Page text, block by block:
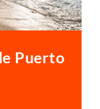
Puerto